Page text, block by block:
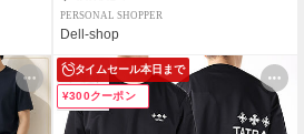
PERSONAL SHOPPER
Dell-shop
タイムセール本日まで
¥300クーポン